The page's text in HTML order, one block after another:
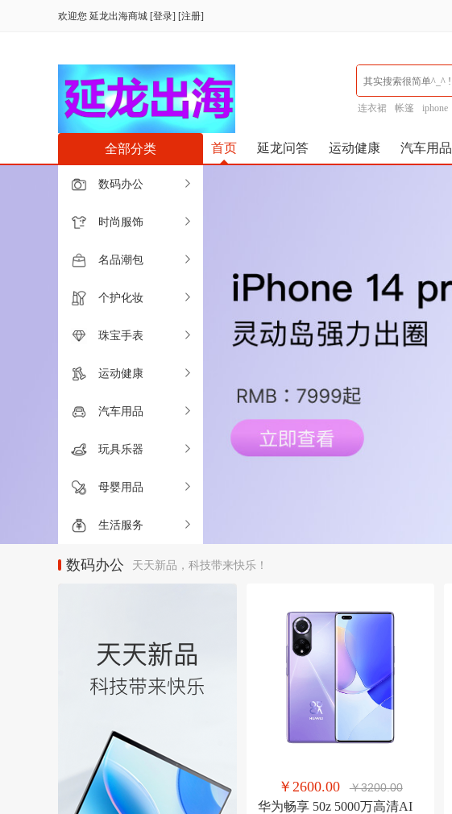
欢迎您 延龙出海商城 [登录] [注册]
连衣裙 帐篷 iphone
首页 延龙问答 运动健康 汽车用品
全部分类
数码办公
时尚服饰
名品潮包
个护化妆
珠宝手表
运动健康
汽车用品
玩具乐器
母婴用品
生活服务
数码办公 天天新品，科技带来快乐！
￥2600.00 ￥3200.00
华为畅享 50z 5000万高清AI